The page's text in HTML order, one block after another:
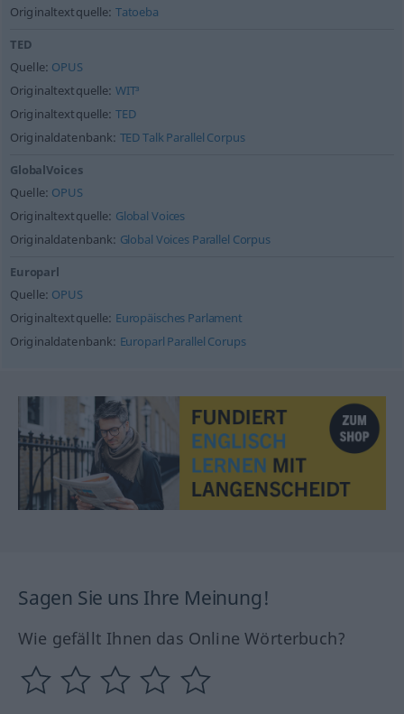
Originaltextquelle: Tatoeba
TED
Quelle: OPUS
Originaltextquelle: WIT³
Originaltextquelle: TED
Originaldatenbank: TED Talk Parallel Corpus
GlobalVoices
Quelle: OPUS
Originaltextquelle: Global Voices
Originaldatenbank: Global Voices Parallel Corpus
Europarl
Quelle: OPUS
Originaltextquelle: Europäisches Parlament
Originaldatenbank: Europarl Parallel Corups
Sagen Sie uns Ihre Meinung!
Wie gefällt Ihnen das Online Wörterbuch?